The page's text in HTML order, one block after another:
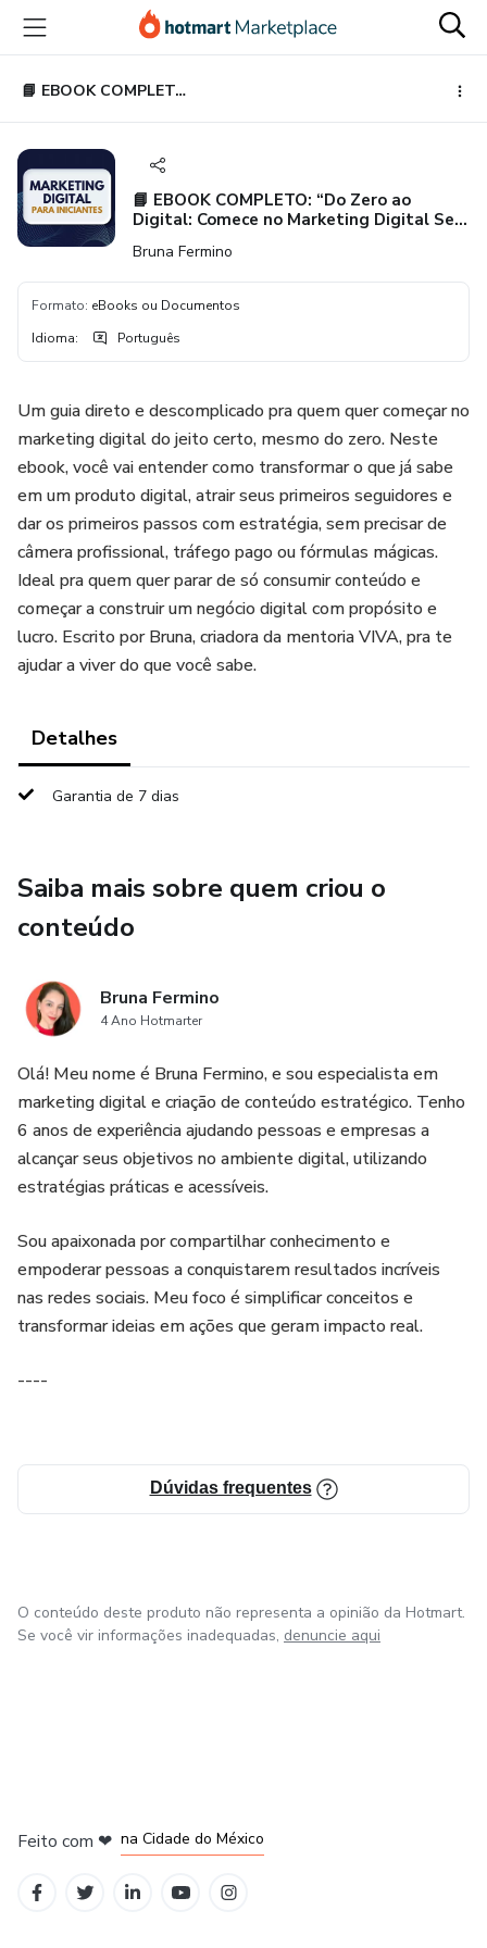
para
conteúdo
principal
para
pagamento
para
rodapé
📘 EBOOK COMPLETO: “Do Zero ao Digital: Comece no Marketing Digital Sem Complicação”
📘 EBOOK COMPLETO: “Do Zero ao
Digital: Comece no Marketing Digital Sem
Bruna Fermino
Formato: eBooks ou Documentos
Idioma: Português
Um guia direto e descomplicado pra quem quer começar no
marketing digital do jeito certo, mesmo do zero. Neste
ebook, você vai entender como transformar o que já sabe
em um produto digital, atrair seus primeiros seguidores e
dar os primeiros passos com estratégia, sem precisar de
câmera profissional, tráfego pago ou fórmulas mágicas.
Ideal pra quem quer parar de só consumir conteúdo e
começar a construir um negócio digital com propósito e
lucro. Escrito por Bruna, criadora da mentoria VIVA, pra te
ajudar a viver do que você sabe.
Detalhes
Garantia de 7 dias
Saiba mais sobre quem criou o
conteúdo
Bruna Fermino
4 Ano Hotmarter
Olá! Meu nome é Bruna Fermino, e sou especialista em
marketing digital e criação de conteúdo estratégico. Tenho
6 anos de experiência ajudando pessoas e empresas a
alcançar seus objetivos no ambiente digital, utilizando
estratégias práticas e acessíveis.
Sou apaixonada por compartilhar conhecimento e
empoderar pessoas a conquistarem resultados incríveis
nas redes sociais. Meu foco é simplificar conceitos e
transformar ideias em ações que geram impacto real.
----
Dúvidas frequentes
O conteúdo deste produto não representa a opinião da Hotmart.
Se você vir informações inadequadas, denuncie aqui
Feito com ❤ na Cidade do México